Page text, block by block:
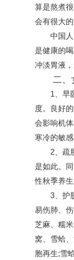
算是熬煮
会有很大的
中国
是健康的
冲淡胃液
二、
1、早
度。良好
会影响机
寒冷的敏
2、疏
是如此。
性秋季养
3、护
易伤肺、
芝麻、糯
窝、雪蛤
胞再生;雪